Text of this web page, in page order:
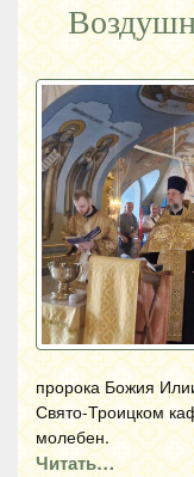
пророка Божия
Свято-Троицком
молебен.
Читать…